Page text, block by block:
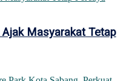
Masyarakat Tetap